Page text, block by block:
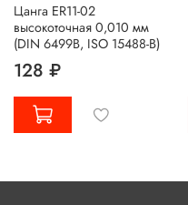
Цанга ER11-02
высокоточная 0,010 мм
(DIN 6499B, ISO 15488-B)
128 ₽